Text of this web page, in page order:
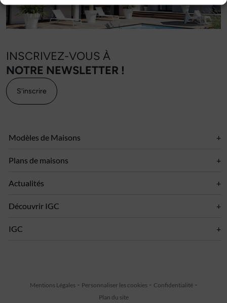
INSCRIVEZ-VOUS À
NOTRE NEWSLETTER !
S'inscrire
Modèles de Maisons
Plans de maisons
Actualités
Découvrir IGC
IGC
Mentions Légales Personnaliser les cookies
Confidentialité
Plan du site